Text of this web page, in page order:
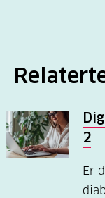
2
Er